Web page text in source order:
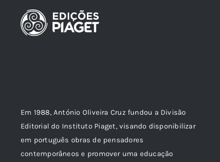
Em 1988, António Oliveira Cruz fundou a Divisão
Editorial do Instituto Piaget, visando disponibilizar
em português obras de pensadores
contemporâneos e promover uma educação